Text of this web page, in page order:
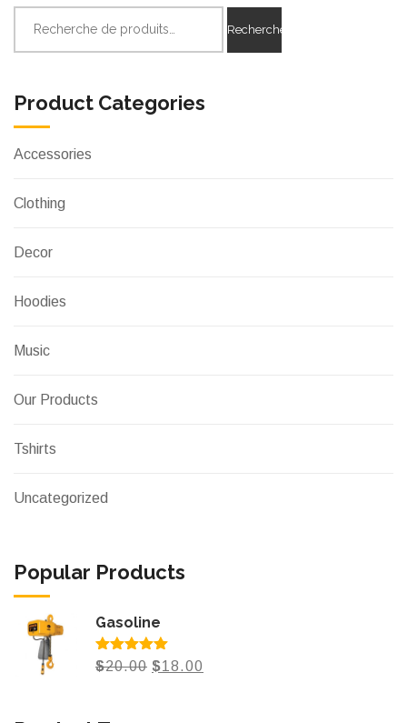
pour :
Recherche
Product Categories
Accessories
Clothing
Decor
Hoodies
Music
Our Products
Tshirts
Uncategorized
Popular Products
Gasoline
Note5.00
sur 5
$20.00 Le
$18.00